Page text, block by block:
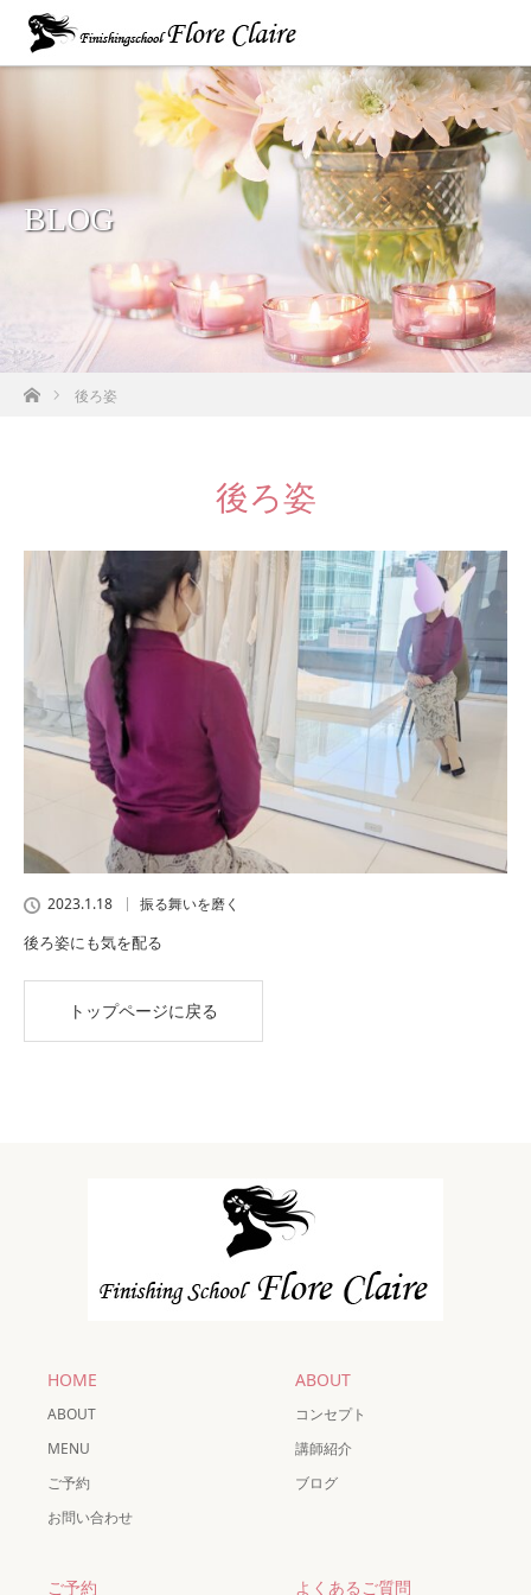
BLOG
ホーム後ろ姿
後ろ姿
2023.1.18 振る舞いを磨く
後ろ姿にも気を配る
トップページに戻る
HOME
ABOUT
MENU
ご予約
お問い合わせ
ABOUT
コンセプト
講師紹介
ブログ
ご予約 よくあるご質問